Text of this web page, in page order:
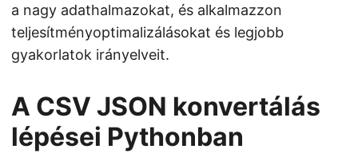
a nagy adathalmazokat, és alkalmazzon
teljesítményoptimalizálásokat és legjobb
gyakorlatok irányelveit.
A CSV JSON konvertálás
lépései Pythonban